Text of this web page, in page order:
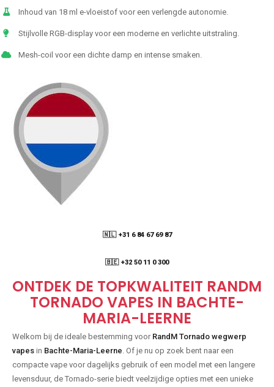
Inhoud van 18 ml e-vloeistof voor een verlengde autonomie.
Stijlvolle RGB-display voor een moderne en verlichte uitstraling.
Mesh-coil voor een dichte damp en intense smaken.
🇳🇱 +31 6 84 67 69 87
🇧🇪 +32 50 11 0 300
ONTDEK DE TOPKWALITEIT RANDM
TORNADO VAPES IN BACHTE-
MARIA-LEERNE
Welkom bij de ideale bestemming voor RandM Tornado wegwerp
vapes in Bachte-Maria-Leerne . Of je nu op zoek bent naar een
compacte vape voor dagelijks gebruik of een model met een langere
levensduur, de Tornado-serie biedt veelzijdige opties met een unieke